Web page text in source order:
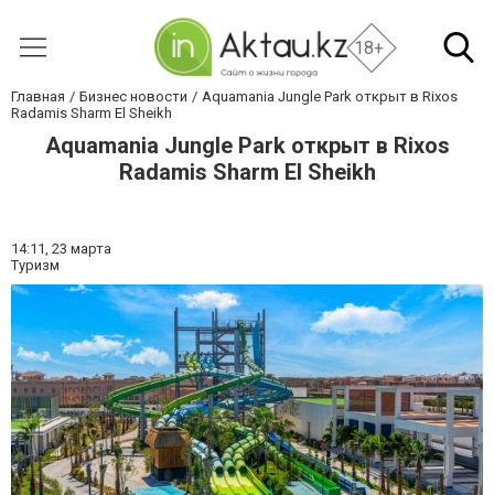
18+
Главная Бизнес новости
Aquamania Jungle Park открыт в Rixos
Radamis Sharm El Sheikh
Aquamania Jungle Park открыт в Rixos
Radamis Sharm El Sheikh
14:11, 23 марта
Туризм